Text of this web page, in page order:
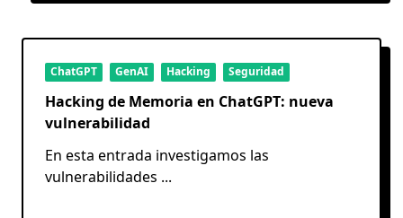
ChatGPT GenAI Hacking Seguridad
Hacking de Memoria en ChatGPT: nueva
vulnerabilidad
En esta entrada investigamos las
vulnerabilidades ...